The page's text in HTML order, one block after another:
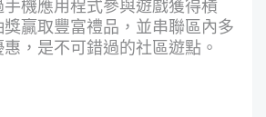
機應用程式參與遊戲獲得積
贏取豐富禮品，並串聯區內多
，是不可錯過的社區遊點。